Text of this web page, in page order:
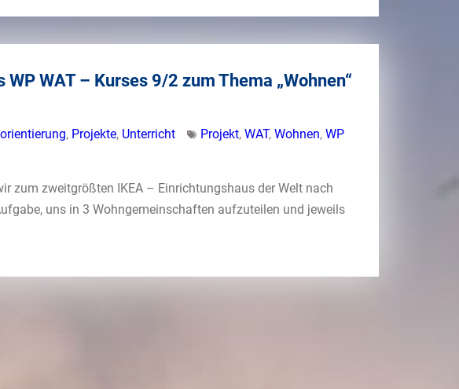
WAT – Kurses 9/2 zum Thema „Wohnen“
, Projekte, Unterricht Projekt, WAT, Wohnen, WP
zum zweitgrößten IKEA – Einrichtungshaus der Welt nach
uns in 3 Wohngemeinschaften aufzuteilen und jeweils